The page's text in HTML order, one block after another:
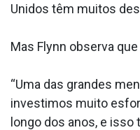
Unidos têm muitos
Mas Flynn observa
“Uma das grandes
investimos muito
longo dos anos, e isso